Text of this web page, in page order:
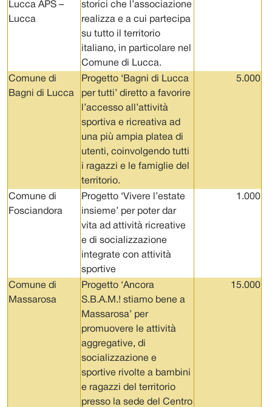
Lucca APS –
Lucca
storici che l’associazione
realizza e a cui partecipa
su tutto il territorio
italiano, in particolare nel
Comune di Lucca.
Comune di
Bagni di Lucca
Progetto ‘Bagni di Lucca
per tutti’ diretto a favorire
l’accesso all’attività
sportiva e ricreativa ad
una più ampia platea di
utenti, coinvolgendo tutti
i ragazzi e le famiglie del
territorio.
5.000
Comune di
Fosciandora
Progetto ‘Vivere l’estate
insieme’ per poter dar
vita ad attività ricreative
e di socializzazione
integrate con attività
sportive
1.000
Comune di
Massarosa
Progetto ‘Ancora
S.B.A.M.! stiamo bene a
Massarosa’ per
promuovere le attività
aggregative, di
socializzazione e
sportive rivolte a bambini
e ragazzi del territorio
presso la sede del Centro
15.000